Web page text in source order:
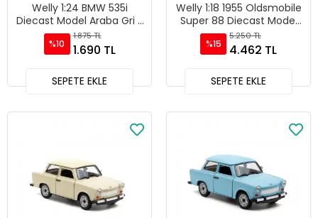
Welly 1:24 BMW 535i
Diecast Model Araba Gri -
24026W
%10
1.875 TL
1.690 TL
SEPETE EKLE
Welly 1:18 1955 Oldsmobile
Super 88 Diecast Model
Araba - 19869H-W
%15
5.250 TL
4.462 TL
SEPETE EKLE